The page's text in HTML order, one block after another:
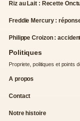
Riz au Lait : Recette
Freddie Mercury :
Philippe Croizon :
Politiques
Propriete, politiques et points
A propos
Contact
Notre histoire